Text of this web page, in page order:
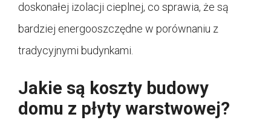
doskonałej izolacji cieplnej, co sprawia, że są
bardziej energooszczędne w porównaniu z
tradycyjnymi budynkami.
Jakie są koszty budowy
domu z płyty warstwowej?